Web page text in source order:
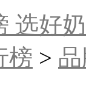
选好
榜 >